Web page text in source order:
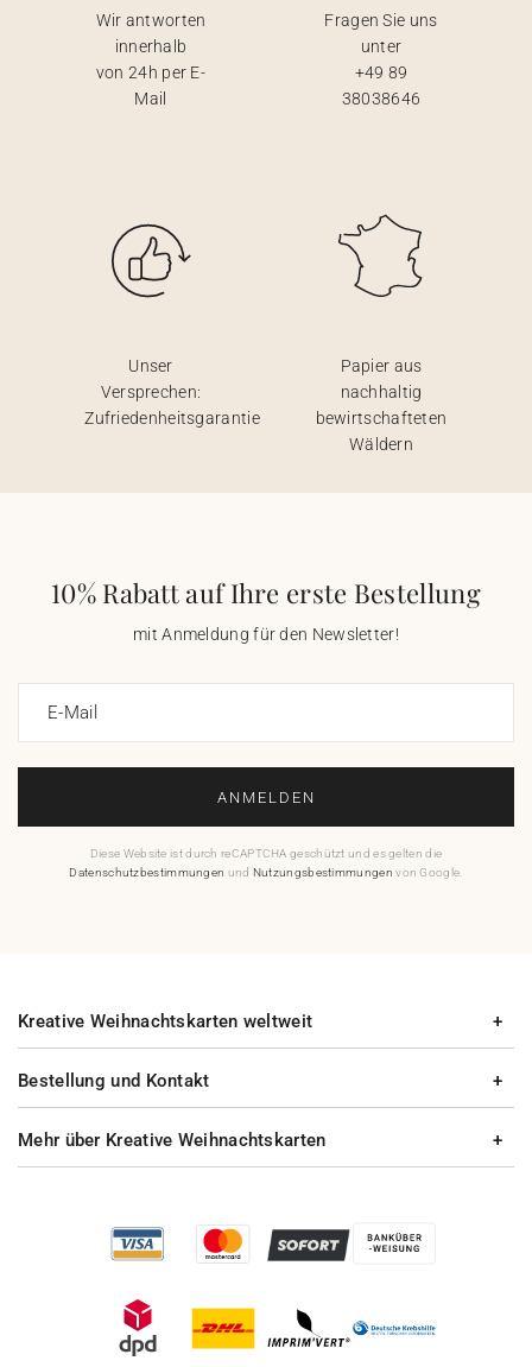
Wir antworten
innerhalb
von 24h per E-
Mail
Fragen Sie uns
unter
+49 89
38038646
Unser
Versprechen:
Zufriedenheitsgarantie
Papier aus
nachhaltig
bewirtschafteten
Wäldern
10% Rabatt auf Ihre erste Bestellung
mit Anmeldung für den Newsletter!
E-Mail
ANMELDEN
Diese Website ist durch reCAPTCHA geschützt und es gelten die
Datenschutzbestimmungen und Nutzungsbestimmungen von Google.
Bestellung und Kontakt
Mehr über Kreative Weihnachtskarten
Kreative Weihnachtskarten weltweit